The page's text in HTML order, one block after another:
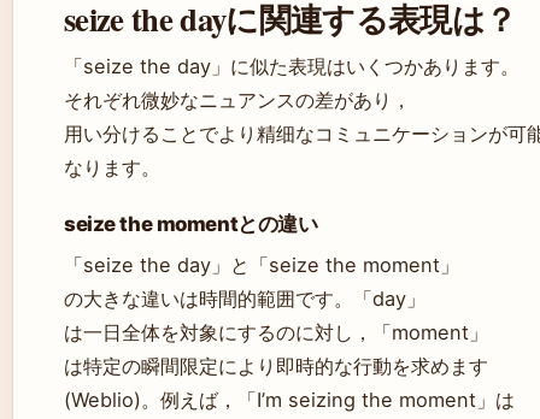
seize the dayに関連する表現は？
「seize the day」に似た表現はいくつかあります。
それぞれ微妙なニュアンスの差があり，
用い分けることでより精细なコミュニケーションが可
なります。
seize the momentとの違い
「seize the day」と「seize the moment」
の大きな違いは時間的範囲です。「day」
は一日全体を対象にするのに対し，「moment」
は特定の瞬間限定により即時的な行動を求めます
(Weblio)。例えば，「I’m seizing the moment」は